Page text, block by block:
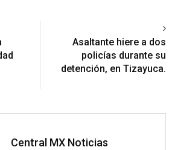
Asaltante hiere a dos
policías durante su
detención, en Tizayuca.
Central MX Noticias